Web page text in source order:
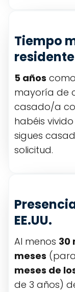
Tiempo
5 años
mayoría de
casado/a
habéis
sigues
solicitud.
EE.UU.
Al menos 30
meses
meses de
de 3 años)